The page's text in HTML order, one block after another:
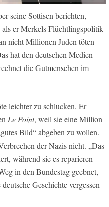
seine Sottisen berichten,
als er Merkels Flüchtlingspolitik
nicht Millionen Juden töten
hat den deutschen Medien
die Gutmenschen im
leichter zu schlucken. Er
Le Point, weil sie eine Million
Bild“ abgeben zu wollen.
der Nazis nicht. „Das
während sie es reparieren
in den Bundestag geebnet,
Geschichte vergessen